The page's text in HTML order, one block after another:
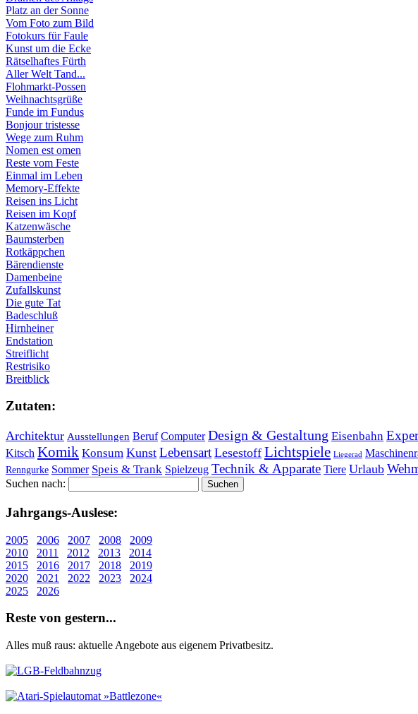
Platz an der Sonne
Vom Foto zum Bild
Fotokurs für Faule
Kunst um die Ecke
Rätselhaftes Fürth
Aller Welt Tand...
Flohmarkt-Possen
Weihnachtsgrüße
Funde im Fundus
Bonjour tristesse
Wege zum Ruhm
Nomen est omen
Reste vom Feste
Einmal im Leben
Memory-Effekte
Reisen ins Licht
Reisen im Kopf
Katzenwäsche
Baumsterben
Rotkäppchen
Bärendienste
Damenbeine
Zufallskunst
Die gute Tat
Badeschluß
Hirnheiner
Endstation
Streiflicht
Restrisiko
Breitblick
Zu­ta­ten:
Architektur Ausstellungen Beruf Computer Design & Gestaltung Eisenbahn
Kitsch Komik Konsum Kunst Lebensart Lesestoff Lichtspiele Liegerad
Renngurke Sommer Speis & Trank Spielzeug Technik & Apparate Tiere Urlaub
Suchen nach:
Jahr­gangs-Aus­le­se:
2005 2006 2007 2008
2009
2010
2011 2012 2013
2014
2015
2016 2017 2018
2019
2020
2021 2022 2023
2024
2025
2026
Re­ste von ge­stern...
Alles muß raus: aktuelle An­ge­bo­te aus eigenem Privatbesitz.